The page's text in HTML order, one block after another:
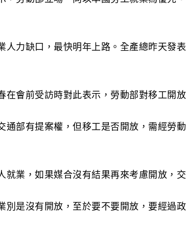
力缺口，最快明年上路。全產總昨天發
會前受訪時對此表示，勞動部對移工開
部有提案權，但移工是否開放，需經勞
業，如果媒合沒有結果再來考慮開放，
是沒有開放，至於要不要開放，要經過